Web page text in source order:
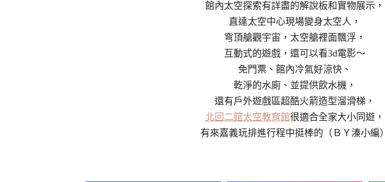
館內太空探索有詳盡的解說板和實物展示，
直達太空中心現場變身太空人，
穹頂艙觀宇宙，太空艙裡面飄浮，
互動式的遊戲，還可以看3d電影～
免門票、館內冷氣好涼快、
乾淨的水廁、並提供飲水機，
還有戶外遊戲區超酷火箭造型溜滑梯，
北回二館太空教育館很適合全家大小同遊，
有來嘉義玩排進行程中挺棒的（ＢＹ溱小編）